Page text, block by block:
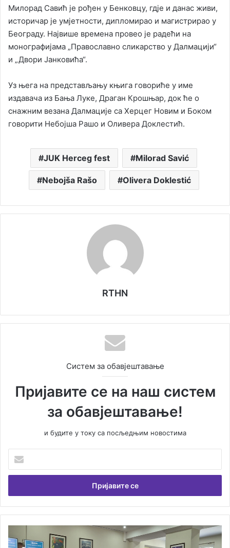
Милорад Савић је рођен у Бенковцу, гдје и данас живи,
историчар је умјетности, дипломирао и магистрирао у
Београду. Највише времена провео је радећи на
монографијама „Православно сликарство у Далмацији“
и „Двори Јанковића“.
Уз њега на представљању књига говориће у име
издавача из Бања Луке, Драган Крошњар, док ће о
снажним везана Далмације са Херцег Новим и Боком
говорити Небојша Рашо и Оливера Доклестић.
JUK Herceg fest Milorad Savić
Nebojša Rašo Olivera Doklestić
RTHN
Систем за обавјештавање
Пријавите се на наш систем
за обавјештавање!
и будите у току са посљедњим новостима
е
и
т
а
д